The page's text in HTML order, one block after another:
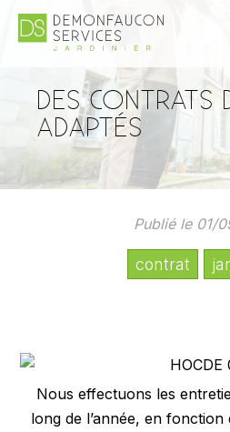
DES CONTRATS
ADAPTÉS
Publié le 01/
contrat
Nous effectuons les
long de l’année, en